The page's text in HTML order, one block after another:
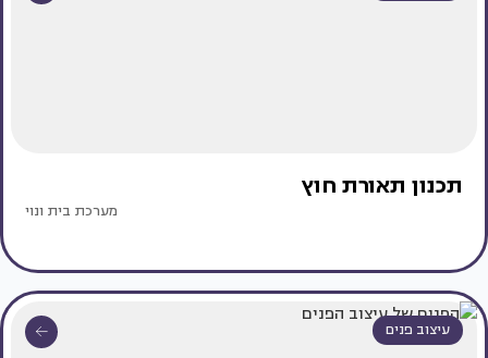
תכנון תאורת חוץ
מערכת בית ונוי
עיצוב פנים